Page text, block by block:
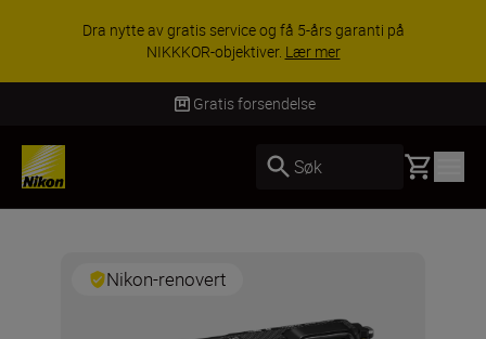
Dra nytte av gratis service og få 5-års garanti på
NIKKKOR-objektiver. Lær mer
Gratis forsendelse
Søk Basket
Nikon-renovert